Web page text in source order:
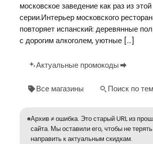
московское заведение как раз из этой
серии.Интерьер московского
повторяет испанский: деревянные
с дорогим алкоголем, уютные […]
Актуальные промокоды
Все магазины Поиск по
Архив ≠ ошибка. Это старый URL из
сайта. Мы оставили его, чтобы не
направить к актуальным скидкам.